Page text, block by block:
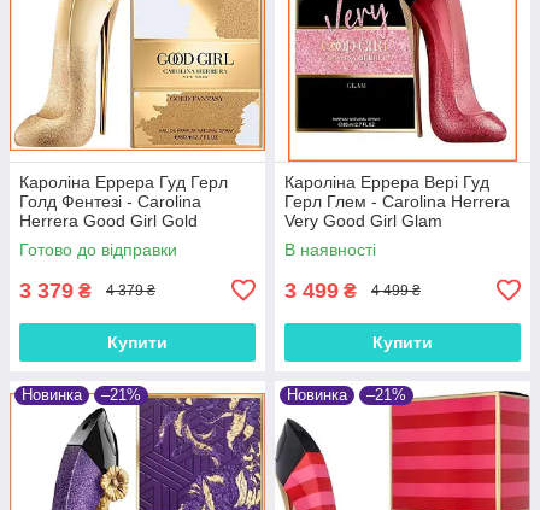
Кароліна Еррера Гуд Герл
Голд Фентезі - Carolina
Herrera Good Girl Gold
Fantasy парфумована вода
80 ml.
Готово до відправки
3 379 ₴ 4 379 ₴
Купити
Кароліна Еррера Вері Гуд
Герл Глем - Carolina Herrera
Very Good Girl Glam
парфумована вода 80 ml.
В наявності
3 499 ₴ 4 499 ₴
Купити
Новинка –21% Новинка –21%